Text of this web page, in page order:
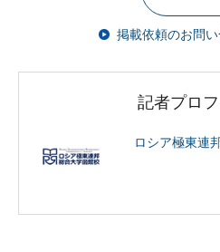
掲載依頼のお問
記者プロ
ロシア極東連